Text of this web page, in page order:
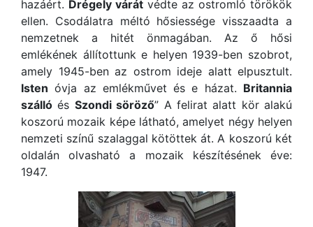
hazáért. Drégely várát védte az ostromló törökök
ellen. Csodálatra méltó hősiessége visszaadta a
nemzetnek a hitét önmagában. Az ő hősi
emlékének állítottunk e helyen 1939-ben szobrot,
amely 1945-ben az ostrom ideje alatt elpusztult.
Isten óvja az emlékművet és e házat. Britannia
szálló és Szondi söröző” A felirat alatt kör alakú
koszorú mozaik képe látható, amelyet négy helyen
nemzeti színű szalaggal kötöttek át. A koszorú két
oldalán olvasható a mozaik készítésének éve:
1947.